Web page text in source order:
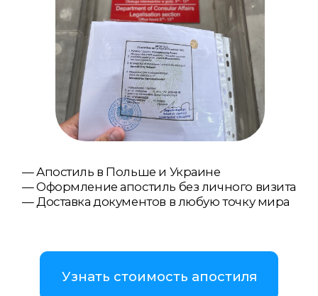
— Апостиль в Польше и Украине
— Оформление апостиль без личного визита
— Доставка документов в любую точку мира
WhatsApp Telegram Viber
Связаться с нами
Узнать стоимость апостиля
Если документ выдан в Украине и